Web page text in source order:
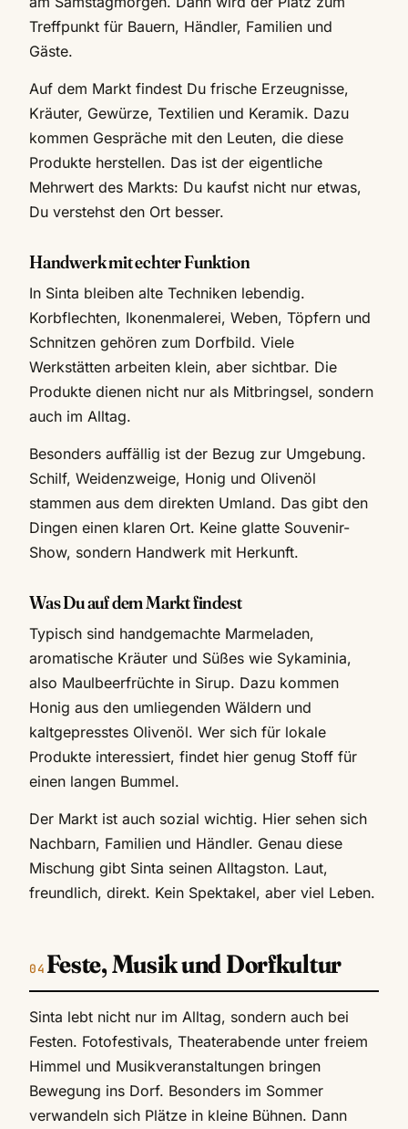
Treffpunkt für Bauern, Händler, Familien und
Gäste.
Auf dem Markt findest Du frische Erzeugnisse,
Kräuter, Gewürze, Textilien und Keramik. Dazu
kommen Gespräche mit den Leuten, die diese
Produkte herstellen. Das ist der eigentliche
Mehrwert des Markts: Du kaufst nicht nur etwas,
Du verstehst den Ort besser.
Handwerk mit echter Funktion
In Sinta bleiben alte Techniken lebendig.
Korbflechten, Ikonenmalerei, Weben, Töpfern und
Schnitzen gehören zum Dorfbild. Viele
Werkstätten arbeiten klein, aber sichtbar. Die
Produkte dienen nicht nur als Mitbringsel, sondern
auch im Alltag.
Besonders auffällig ist der Bezug zur Umgebung.
Schilf, Weidenzweige, Honig und Olivenöl
stammen aus dem direkten Umland. Das gibt den
Dingen einen klaren Ort. Keine glatte Souvenir-
Show, sondern Handwerk mit Herkunft.
Was Du auf dem Markt findest
Typisch sind handgemachte Marmeladen,
aromatische Kräuter und Süßes wie Sykaminia,
also Maulbeerfrüchte in Sirup. Dazu kommen
Honig aus den umliegenden Wäldern und
kaltgepresstes Olivenöl. Wer sich für lokale
Produkte interessiert, findet hier genug Stoff für
einen langen Bummel.
Der Markt ist auch sozial wichtig. Hier sehen sich
Nachbarn, Familien und Händler. Genau diese
Mischung gibt Sinta seinen Alltagston. Laut,
freundlich, direkt. Kein Spektakel, aber viel Leben.
Feste, Musik und Dorfkultur
Sinta lebt nicht nur im Alltag, sondern auch bei
Festen. Fotofestivals, Theaterabende unter freiem
Himmel und Musikveranstaltungen bringen
Bewegung ins Dorf. Besonders im Sommer
verwandeln sich Plätze in kleine Bühnen. Dann